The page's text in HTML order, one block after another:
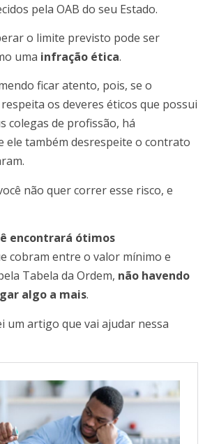
pela OAB do seu Estado.
o limite previsto pode ser
uma infração ética.
ficar atento, pois, se o
os deveres éticos que possui
colegas de profissão, há
ele também desrespeite o contrato
não quer correr esse risco, e
encontrará ótimos
cobram entre o valor mínimo e
Tabela da Ordem, não havendo
algo a mais.
um artigo que vai ajudar nessa